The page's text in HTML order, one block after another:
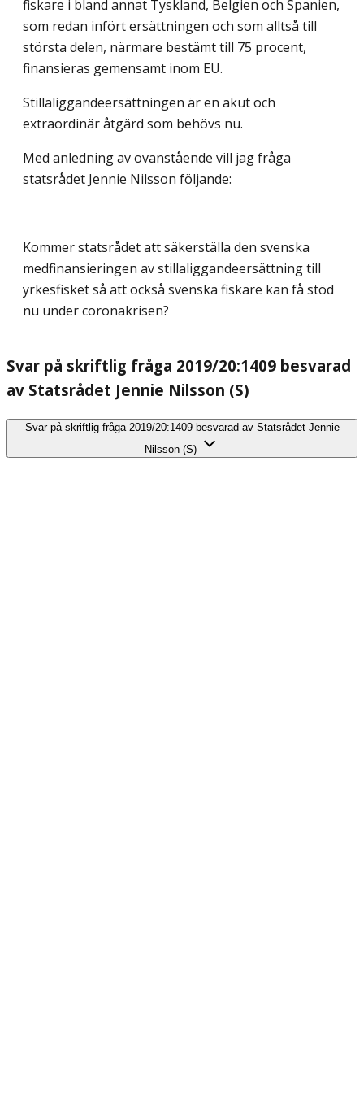
fiskare i bland annat Tyskland, Belgien och Spanien,
som redan infört ersättningen och som alltså till
största delen, närmare bestämt till 75 procent,
finansieras gemensamt inom EU.
Stillaliggandeersättningen är en akut och
extraordinär åtgärd som behövs nu.
Med anledning av ovanstående vill jag fråga
statsrådet Jennie Nilsson följande:
Kommer statsrådet att säkerställa den svenska
medfinansieringen av stillaliggandeersättning till
yrkesfisket så att också svenska fiskare kan få stöd
nu under coronakrisen?
Svar på skriftlig fråga 2019/20:1409 besvarad
av Statsrådet Jennie Nilsson (S)
Svar på skriftlig fråga 2019/20:1409 besvarad av Statsrådet Jennie
Nilsson (S)